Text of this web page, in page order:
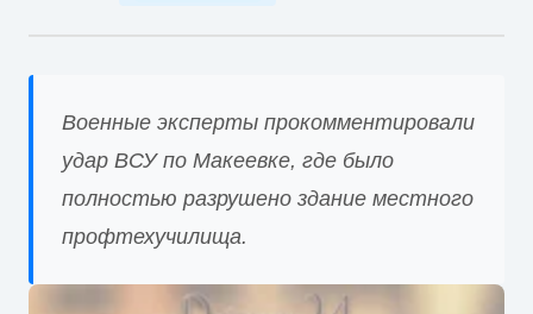
Военные эксперты прокомментировали
удар ВСУ по Макеевке, где было
полностью разрушено здание местного
профтехучилища.